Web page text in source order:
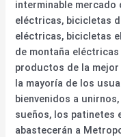
interminable mercado
eléctricas, bicicletas
eléctricas, bicicletas
de montaña
productos de la
la mayoría de los
bienvenidos a
sueños, los patinetes
abastecerán a